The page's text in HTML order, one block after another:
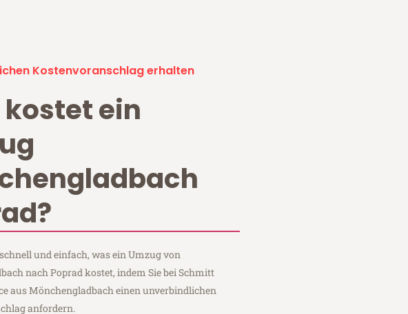
Kostenvoranschlag erhalten
kostet ein
und einfach, was ein Umzug von
nach Poprad kostet, indem Sie bei Schmitt
aus Mönchengladbach einen unverbindlichen
anfordern.